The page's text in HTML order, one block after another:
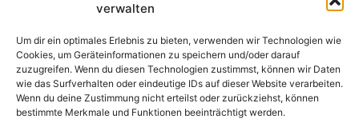
verwalten
Um dir ein optimales Erlebnis zu bieten, verwenden wir Technologien wie
Cookies, um Geräteinformationen zu speichern und/oder darauf
zuzugreifen. Wenn du diesen Technologien zustimmst, können wir Daten
wie das Surfverhalten oder eindeutige IDs auf dieser Website verarbeiten.
Wenn du deine Zustimmung nicht erteilst oder zurückziehst, können
bestimmte Merkmale und Funktionen beeinträchtigt werden.
Sitemap
Impressum
Datenschutz